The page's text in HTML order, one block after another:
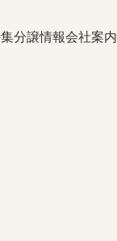
分譲情報会社案内